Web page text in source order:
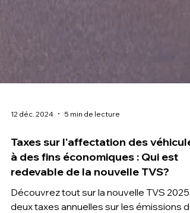
12 déc. 2024 5 min de lecture